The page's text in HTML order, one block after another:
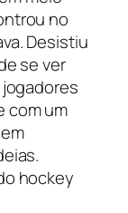
no
Desistiu
se ver
com um
hockey